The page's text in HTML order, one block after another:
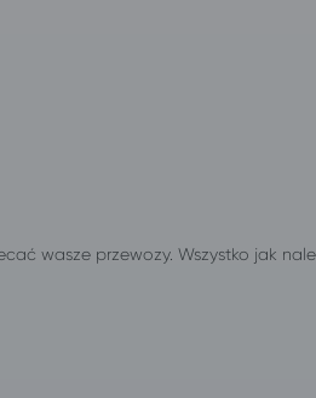
wasze przewozy. Wszystko jak